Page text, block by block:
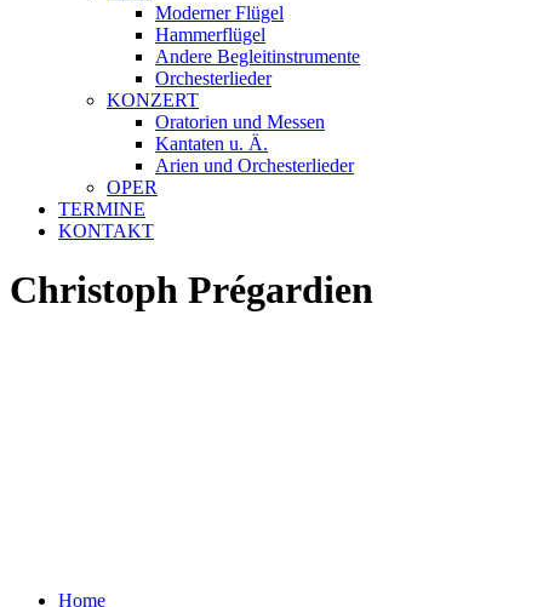
Moderner Flügel
Hammerflügel
Andere Begleitinstrumente
Orchesterlieder
KONZERT
Oratorien und Messen
Kantaten u. Ä.
Arien und Orchesterlieder
OPER
TERMINE
KONTAKT
Christoph Prégardien
Home